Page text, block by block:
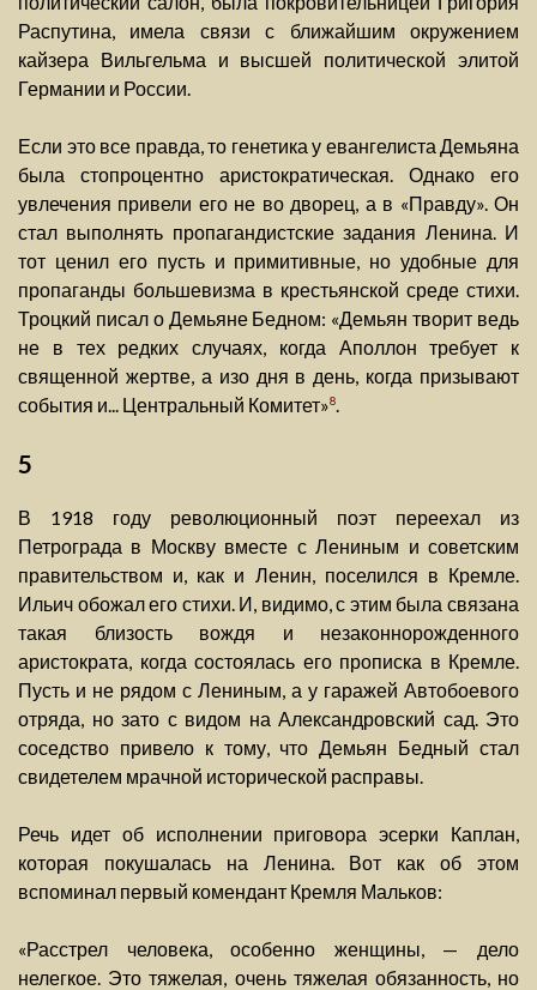
Распутина, имела связи с ближайшим окружением
кайзера Вильгельма и высшей политической элитой
Германии и России.
Если это все правда, то генетика у евангелиста Демьяна
была стопроцентно аристократическая. Однако его
увлечения привели его не во дворец, а в «Правду». Он
стал выполнять пропагандистские задания Ленина. И
тот ценил его пусть и примитивные, но удобные для
пропаганды большевизма в крестьянской среде стихи.
Троцкий писал о Демьяне Бедном: «Демьян творит ведь
не в тех редких случаях, когда Аполлон требует к
священной жертве, а изо дня в день, когда призывают
события и... Центральный Комитет»8.
5
В 1918 году революционный поэт переехал из
Петрограда в Москву вместе с Лениным и советским
правительством и, как и Ленин, поселился в Кремле.
Ильич обожал его стихи. И, видимо, с этим была связана
такая близость вождя и незаконнорожденного
аристократа, когда состоялась его прописка в Кремле.
Пусть и не рядом с Лениным, а у гаражей Автобоевого
отряда, но зато с видом на Александровский сад. Это
соседство привело к тому, что Демьян Бедный стал
свидетелем мрачной исторической расправы.
Речь идет об исполнении приговора эсерки Каплан,
которая покушалась на Ленина. Вот как об этом
вспоминал первый комендант Кремля Мальков:
«Расстрел человека, особенно женщины, — дело
нелегкое. Это тяжелая, очень тяжелая обязанность, но